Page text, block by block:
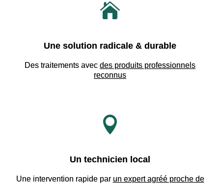

Une solution radicale & durable
Des traitements avec des produits professionnels
reconnus

Un technicien local
Une intervention rapide par un expert agréé proche de